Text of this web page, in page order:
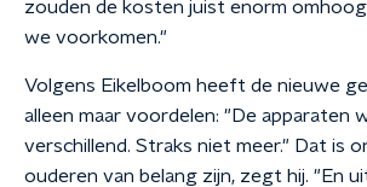
zouden de kosten juist enorm
we voorkomen."
Volgens Eikelboom heeft de nieuwe
alleen maar voordelen: "De apparaten
verschillend. Straks niet meer." Dat is
ouderen van belang zijn, zegt hij. "En